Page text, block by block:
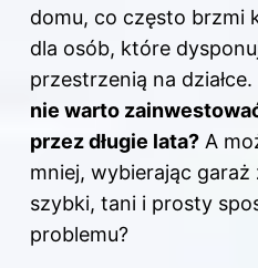
domu, co często brzmi
dla osób, które
przestrzenią na
nie warto
przez długie lata? A
mniej, wybierając
szybki, tani i prosty
problemu?